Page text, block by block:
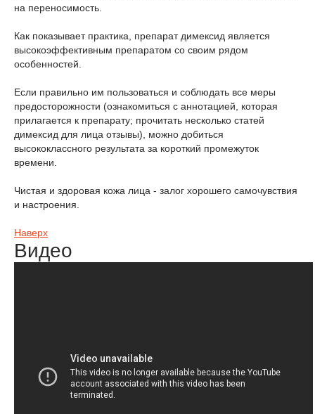
на переносимость.
Как показывает практика, препарат димексид является
высокоэффективным препаратом со своим рядом
особенностей.
Если правильно им пользоваться и соблюдать все меры
предосторожности (ознакомиться с аннотацией, которая
прилагается к препарату; прочитать несколько статей
димексид для лица отзывы), можно добиться
высококлассного результата за короткий промежуток
времени.
Чистая и здоровая кожа лица - залог хорошего самочувствия
и настроения.
Наверх
Видео